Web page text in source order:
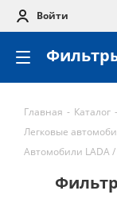
Войти
Главная - Каталог -
Легковые
Автомобили LADA